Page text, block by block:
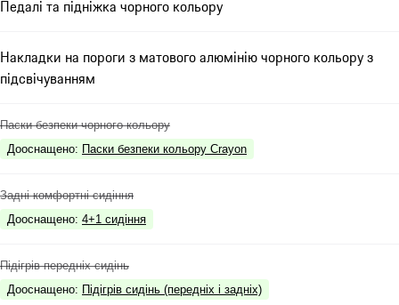
Педалі та підніжка чорного кольору
Накладки на пороги з матового алюмінію чорного кольору з
підсвічуванням
Паски безпеки чорного кольору
Дооснащено: Паски безпеки кольору Crayon
Задні комфортні сидіння
Дооснащено: 4+1 сидіння
Підігрів передніх сидінь
Дооснащено: Підігрів сидінь (передніх і задніх)